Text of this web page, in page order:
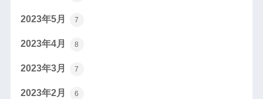
2023年5月 7
2023年4月 8
2023年3月 7
2023年2月 6